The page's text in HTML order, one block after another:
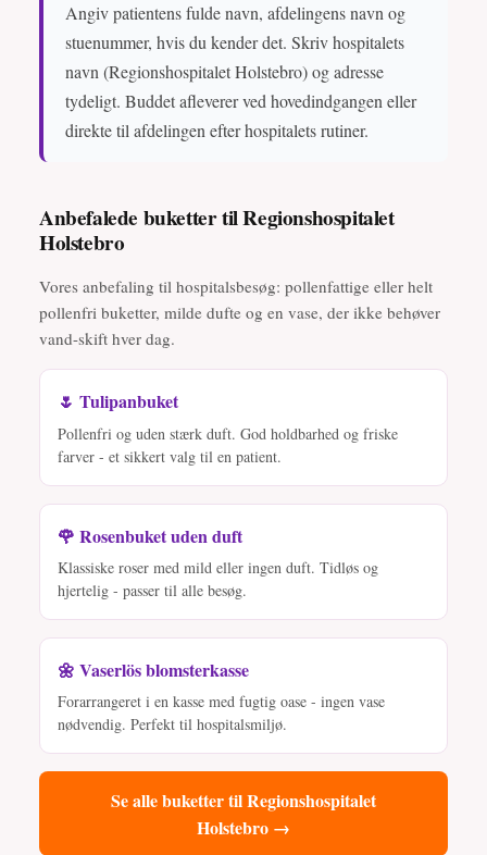
Angiv patientens fulde navn, afdelingens navn og
stuenummer, hvis du kender det. Skriv hospitalets
navn (Regionshospitalet Holstebro) og adresse
tydeligt. Buddet afleverer ved hovedindgangen eller
direkte til afdelingen efter hospitalets rutiner.
Anbefalede buketter til Regionshospitalet
Holstebro
Vores anbefaling til hospitalsbesøg: pollenfattige eller helt
pollenfri buketter, milde dufte og en vase, der ikke behøver
vand-skift hver dag.
🌷 Tulipanbuket
Pollenfri og uden stærk duft. God holdbarhed og friske
farver - et sikkert valg til en patient.
🌹 Rosenbuket uden duft
Klassiske roser med mild eller ingen duft. Tidløs og
hjertelig - passer til alle besøg.
🌼 Vaserlös blomsterkasse
Forarrangeret i en kasse med fugtig oase - ingen vase
nødvendig. Perfekt til hospitalsmiljø.
Se alle buketter til Regionshospitalet
Holstebro →